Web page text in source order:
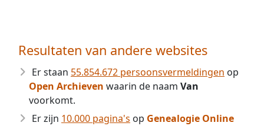
Resultaten van andere websites
Er staan 55.854.672 persoonsvermeldingen op
Open Archieven waarin de naam Van
voorkomt.
Er zijn 10.000 pagina's op Genealogie Online